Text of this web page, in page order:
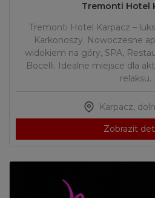
Tremonti Hotel
Tremonti Hotel Karpacz –
Karkonoszy. Nowoczesne
widokiem na góry, SPA,
Bocelli. Idealne miejsce dla
relaksu.
Karpacz,
Zobrazit